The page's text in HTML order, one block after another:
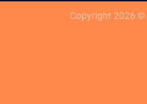
Copyright 2026 ©